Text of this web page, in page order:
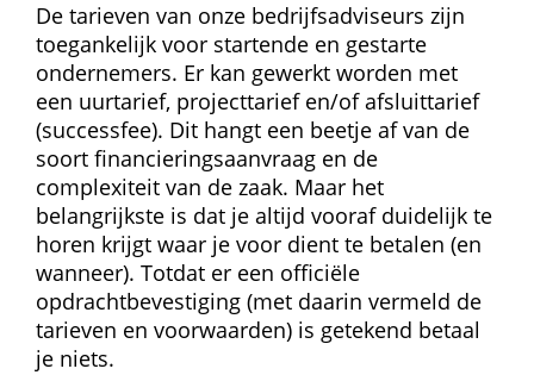
De tarieven van onze bedrijfsadviseurs zijn
toegankelijk voor startende en gestarte
ondernemers. Er kan gewerkt worden met
een uurtarief, projecttarief en/of afsluittarief
(successfee). Dit hangt een beetje af van de
soort financieringsaanvraag en de
complexiteit van de zaak. Maar het
belangrijkste is dat je altijd vooraf duidelijk te
horen krijgt waar je voor dient te betalen (en
wanneer). Totdat er een officiële
opdrachtbevestiging (met daarin vermeld de
tarieven en voorwaarden) is getekend betaal
je niets.